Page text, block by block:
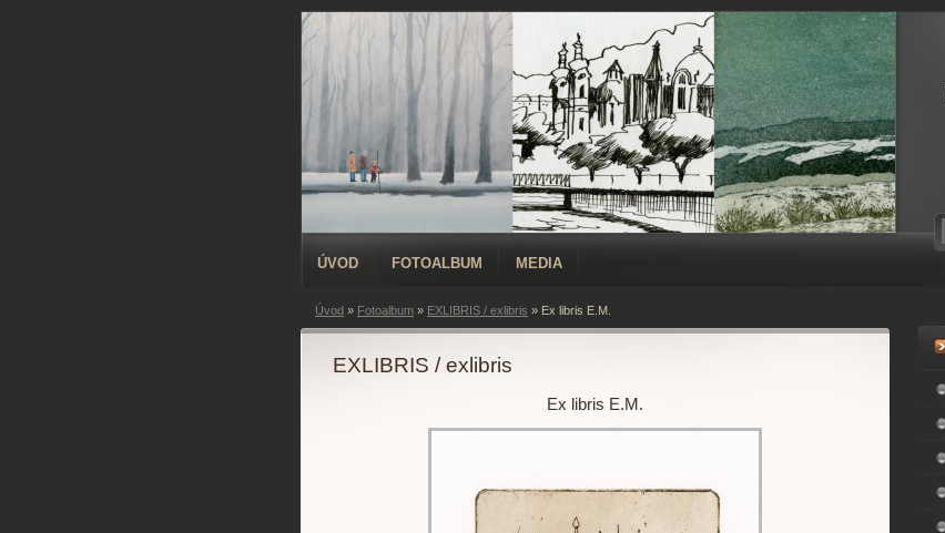
ÚVOD FOTOALBUM MEDIA
Úvod » Fotoalbum » EXLIBRIS / exlibris » Ex libris E.M.
EXLIBRIS / exlibris
Ex libris E.M.